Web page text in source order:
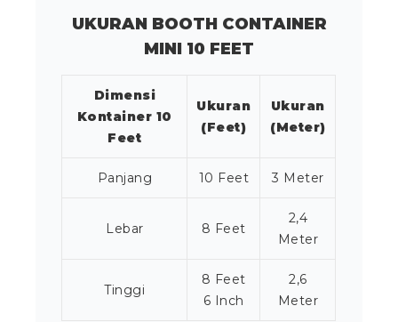
UKURAN BOOTH CONTAINER
MINI 10 FEET
Dimensi
Kontainer 10
Feet
Ukuran
(Feet)
Ukuran
(Meter)
Panjang 10 Feet 3 Meter
Lebar 8 Feet
2,4
Meter
Tinggi
8 Feet
6 Inch
2,6
Meter